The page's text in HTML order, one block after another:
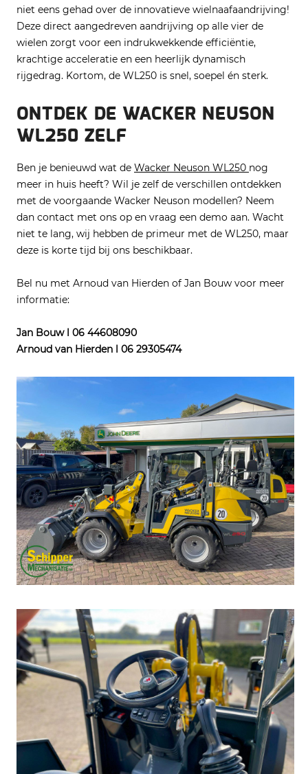
niet eens gehad over de innovatieve wielnaafaandrijving!
Deze direct aangedreven aandrijving op alle vier de
wielen zorgt voor een indrukwekkende efficiëntie,
krachtige acceleratie en een heerlijk dynamisch
rijgedrag. Kortom, de WL250 is snel, soepel én sterk.
ONTDEK DE WACKER NEUSON
WL250 ZELF
Ben je benieuwd wat de Wacker Neuson WL250 nog
meer in huis heeft? Wil je zelf de verschillen ontdekken
met de voorgaande Wacker Neuson modellen? Neem
dan contact met ons op en vraag een demo aan. Wacht
niet te lang, wij hebben de primeur met de WL250, maar
deze is korte tijd bij ons beschikbaar.
Bel nu met Arnoud van Hierden of Jan Bouw voor meer
informatie:
Jan Bouw l 06 44608090
Arnoud van Hierden l 06 29305474